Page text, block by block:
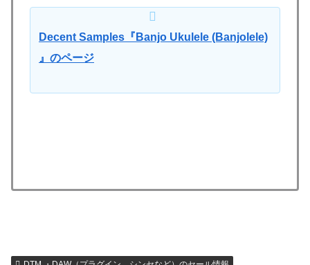
Decent Samples『Banjo Ukulele (Banjolele)
』のページ